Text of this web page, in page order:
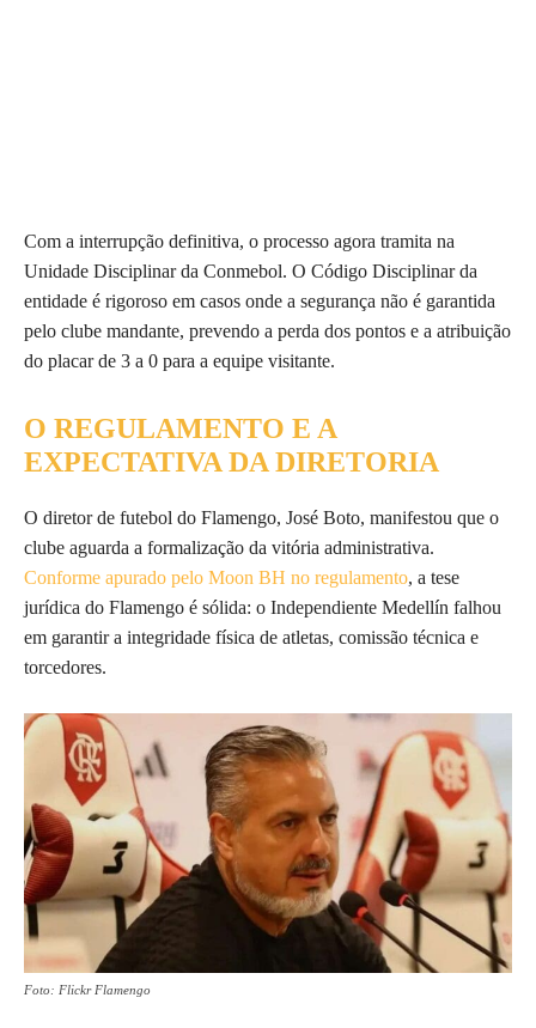
Com a interrupção definitiva, o processo agora tramita na
Unidade Disciplinar da Conmebol. O Código Disciplinar da
entidade é rigoroso em casos onde a segurança não é garantida
pelo clube mandante, prevendo a perda dos pontos e a atribuição
do placar de 3 a 0 para a equipe visitante.
O REGULAMENTO E A
EXPECTATIVA DA DIRETORIA
O diretor de futebol do Flamengo, José Boto, manifestou que o
clube aguarda a formalização da vitória administrativa.
Conforme apurado pelo Moon BH no regulamento, a tese
jurídica do Flamengo é sólida: o Independiente Medellín falhou
em garantir a integridade física de atletas, comissão técnica e
torcedores.
Foto: Flickr Flamengo